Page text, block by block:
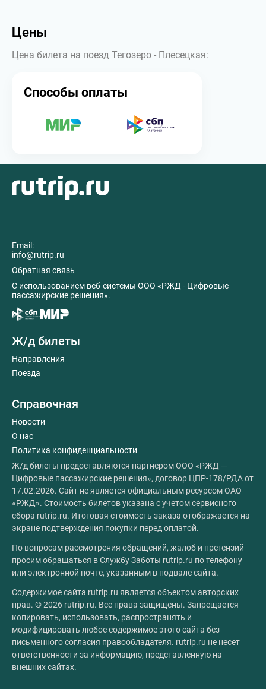
Цены
Цена билета на поезд Тегозеро - Плесецкая:
Способы оплаты
Email:
info@rutrip.ru
Обратная связь
C использованием веб-системы ООО «РЖД - Цифровые
пассажирские решения».
Ж/д билеты
Направления
Поезда
Справочная
Новости
О нас
Политика конфиденциальности
Ж/д билеты предоставляются партнером ООО «РЖД —
Цифровые пассажирские решения», договор ЦПР-178/РДА от
17.02.2026. Сайт не является официальным ресурсом ОАО
«РЖД». Стоимость билетов указана с учетом сервисного
сбора rutrip.ru. Итоговая стоимость заказа отображается на
экране подтверждения покупки перед оплатой.
По вопросам рассмотрения обращений, жалоб и претензий
просим обращаться в Службу Заботы rutrip.ru по телефону
или электронной почте, указанным в подвале сайта.
Содержимое сайта rutrip.ru является объектом авторских
прав. © 2026 rutrip.ru. Все права защищены. Запрещается
копировать, использовать, распространять и
модифицировать любое содержимое этого сайта без
письменного согласия правообладателя. rutrip.ru не несет
ответственности за информацию, представленную на
внешних сайтах.